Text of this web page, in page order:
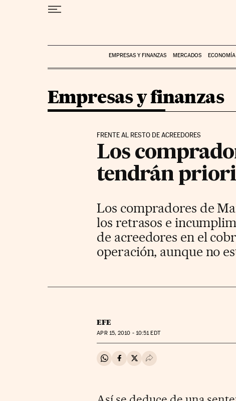
EMPRESAS Y FINANZAS MERCADOS ECONOMÍA
Empresas y finanzas
FRENTE AL RESTO DE ACREEDORES
Los
tendrán
Los compradores de
los retrasos e
de acreedores en el
operación, aunque no
EFE
APR15, 2010 - 10:51 EDT
Compartir en Whatsapp
Compartir en Facebook
Compartir en Twitter
Desplegar Redes Sociales